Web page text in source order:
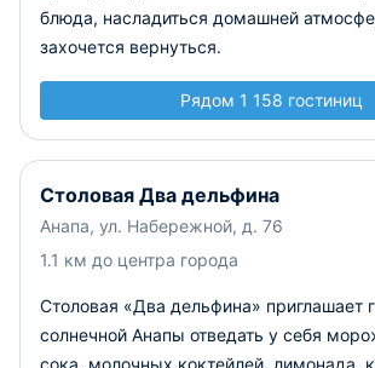
блюда, насладиться домашней
захочется вернуться.
Рядом 1 158 гостиниц
Столовая Два дельфина
Анапа, ул. Набережной, д. 76
1.1 км до центра города
Столовая «Два дельфина» приглашает
солнечной Анапы отведать у себя
сока, молочных коктейлей, лимонада,